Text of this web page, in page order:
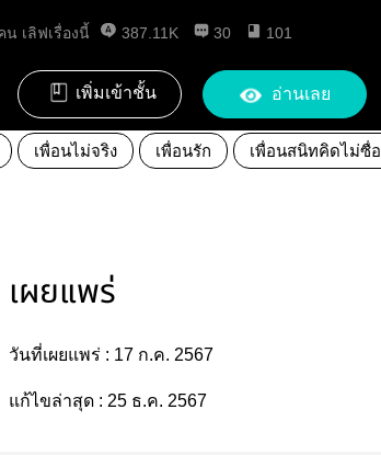
น เลิฟเรื่องนี้ 387.11K 30 101
เพิ่มเข้าชั้น อ่านเลย
เพื่อนไม่จริง เพื่อนรัก เพื่อนสนิทคิดไม่ซื่อ
เผยแพร่
วันที่เผยแพร่ : 17 ก.ค. 2567
แก้ไขล่าสุด : 25 ธ.ค. 2567